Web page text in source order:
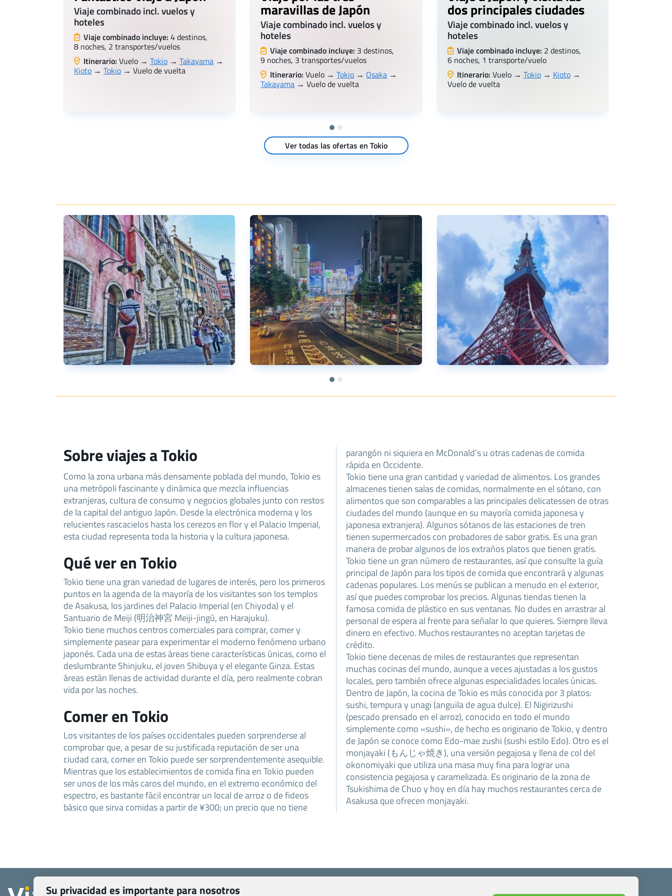
Viaje combinado incl. vuelos y
hoteles
Viaje combinado incluye: 4 destinos,
8 noches, 2 transportes/vuelos
Itinerario: Vuelo → Tokio → Takayama →
Kioto → Tokio → Vuelo de vuelta
maravillas de Japón
Viaje combinado incl. vuelos y
hoteles
Viaje combinado incluye: 3 destinos,
9 noches, 3 transportes/vuelos
Itinerario: Vuelo →Tokio → Osaka →
Takayama → Vuelo de vuelta
dos principales ciudades
Viaje combinado incl. vuelos y
hoteles
Viaje combinado incluye: 2 destinos,
6 noches, 1 transporte/vuelo
Itinerario: Vuelo → Tokio→ Kioto→
Vuelo de vuelta
Ver todas las ofertas en Tokio
Sobre viajes a Tokio
Como la zona urbana más densamente poblada del mundo, Tokio es
una metrópoli fascinante y dinámica que mezcla influencias
extranjeras, cultura de consumo y negocios globales junto con restos
de la capital del antiguo Japón. Desde la electrónica moderna y los
relucientes rascacielos hasta los cerezos en flor y el Palacio Imperial,
esta ciudad representa toda la historia y la cultura japonesa.
Qué ver en Tokio
Tokio tiene una gran variedad de lugares de interés, pero los primeros
puntos en la agenda de la mayoría de los visitantes son los templos
de Asakusa, los jardines del Palacio Imperial (en Chiyoda) y el
Santuario de Meiji (明治神宮 Meiji-jingū, en Harajuku).
Tokio tiene muchos centros comerciales para comprar, comer y
simplemente pasear para experimentar el moderno fenómeno urbano
japonés. Cada una de estas áreas tiene características únicas, como el
deslumbrante Shinjuku, el joven Shibuya y el elegante Ginza. Estas
áreas están llenas de actividad durante el día, pero realmente cobran
vida por las noches.
Comer en Tokio
Los visitantes de los países occidentales pueden sorprenderse al
comprobar que, a pesar de su justificada reputación de ser una
ciudad cara, comer en Tokio puede ser sorprendentemente asequible.
Mientras que los establecimientos de comida fina en Tokio pueden
ser unos de los más caros del mundo, en el extremo económico del
espectro, es bastante fácil encontrar un local de arroz o de fideos
básico que sirva comidas a partir de ¥300; un precio que no tiene
parangón ni siquiera en McDonald’s u otras cadenas de comida
rápida en Occidente.
Tokio tiene una gran cantidad y variedad de alimentos. Los grandes
almacenes tienen salas de comidas, normalmente en el sótano, con
alimentos que son comparables a las principales delicatessen de otras
ciudades del mundo (aunque en su mayoría comida japonesa y
japonesa extranjera). Algunos sótanos de las estaciones de tren
tienen supermercados con probadores de sabor gratis. Es una gran
manera de probar algunos de los extraños platos que tienen gratis.
Tokio tiene un gran número de restaurantes, así que consulte la guía
principal de Japón para los tipos de comida que encontrará y algunas
cadenas populares. Los menús se publican a menudo en el exterior,
así que puedes comprobar los precios. Algunas tiendas tienen la
famosa comida de plástico en sus ventanas. No dudes en arrastrar al
personal de espera al frente para señalar lo que quieres. Siempre lleva
dinero en efectivo. Muchos restaurantes no aceptan tarjetas de
crédito.
Tokio tiene decenas de miles de restaurantes que representan
muchas cocinas del mundo, aunque a veces ajustadas a los gustos
locales, pero también ofrece algunas especialidades locales únicas.
Dentro de Japón, la cocina de Tokio es más conocida por 3 platos:
sushi, tempura y unagi (anguila de agua dulce). El Nigirizushi
(pescado prensado en el arroz), conocido en todo el mundo
simplemente como «sushi», de hecho es originario de Tokio, y dentro
de Japón se conoce como Edo-mae zushi (sushi estilo Edo). Otro es el
monjayaki (もんじゃ焼き), una versión pegajosa y llena de col del
okonomiyaki que utiliza una masa muy fina para lograr una
consistencia pegajosa y caramelizada. Es originario de la zona de
Tsukishima de Chuo y hoy en día hay muchos restaurantes cerca de
Asakusa que ofrecen monjayaki.
Su privacidad es importante para nosotros